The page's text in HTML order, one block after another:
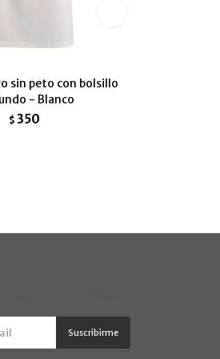
sin peto con bolsillo
- Blanco
$ 350
Suscribirme